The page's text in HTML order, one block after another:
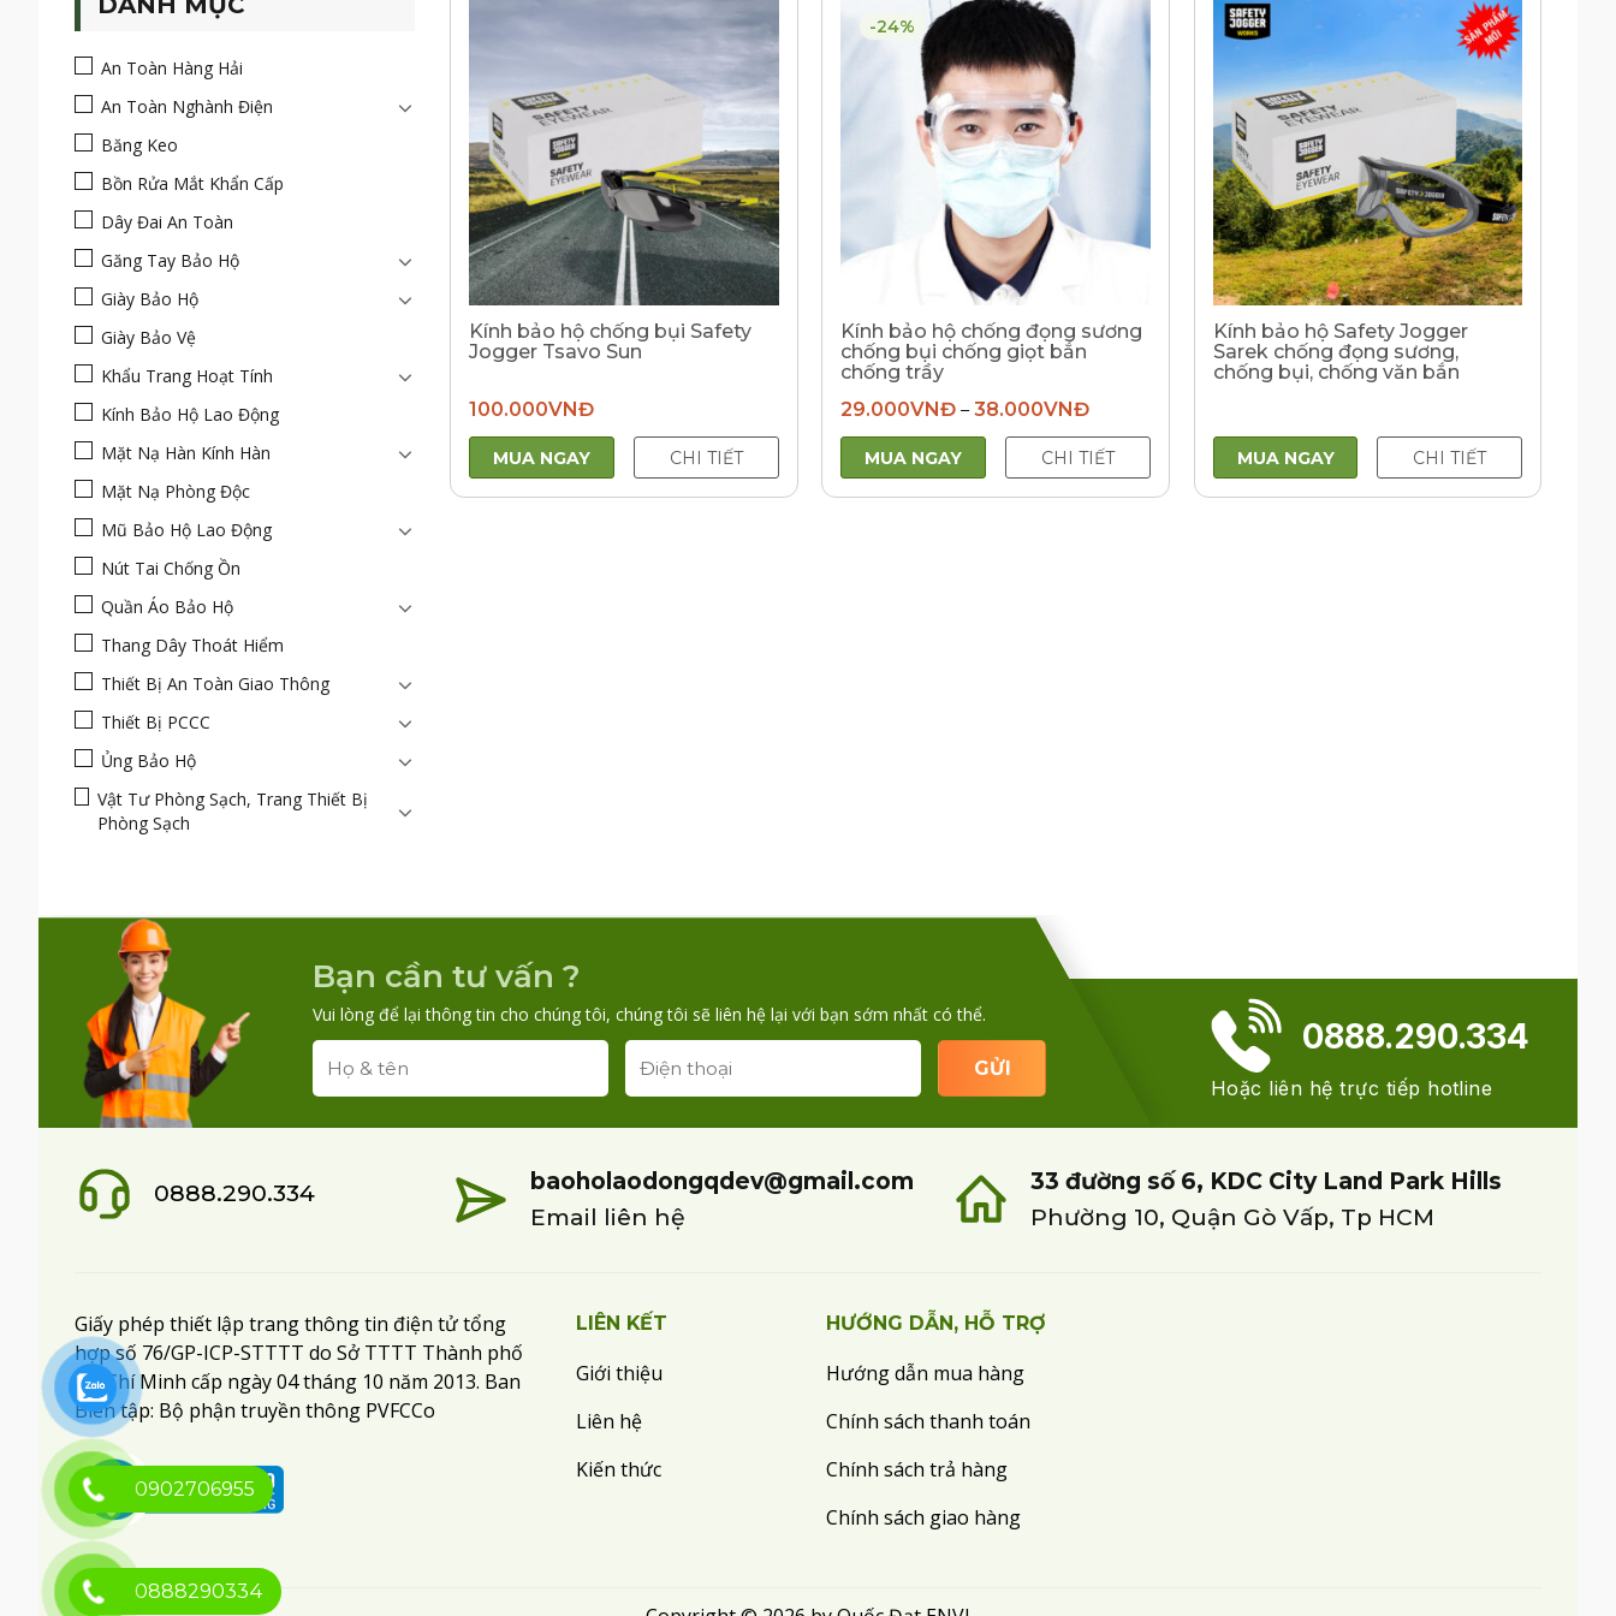
An Toàn Hàng Hải
An Toàn Nghành Điện
Băng Keo
Bồn Rửa Mắt Khẩn Cấp
Dây Đai An Toàn
Găng Tay Bảo Hộ
Giày Bảo Hộ
Giày Bảo Vệ
Khẩu Trang Hoạt Tính
Kính Bảo Hộ Lao Động
Mặt Nạ Hàn Kính Hàn
Mặt Nạ Phòng Độc
Mũ Bảo Hộ Lao Động
Nút Tai Chống Ồn
Quần Áo Bảo Hộ
Thang Dây Thoát Hiểm
Thiết Bị An Toàn Giao Thông
Thiết Bị PCCC
Ủng Bảo Hộ
Vật Tư Phòng Sạch, Trang Thiết Bị
Phòng Sạch
Kính bảo hộ chống bụi Safety
Jogger Tsavo Sun
100.000VNĐ
MUA NGAY CHI TIẾT
-24%
Kính bảo hộ chống đọng sương
chống bụi chống giọt bắn
chống trầy
29.000VNĐ –38.000VNĐ
MUA NGAY CHI TIẾT
Kính bảo hộ Safety Jogger
Sarek chống đọng sương,
chống bụi, chống văn bắn
MUA NGAY CHI TIẾT
Bạn cần tư vấn ?
Vui lòng để lại thông tin cho chúng tôi, chúng tôi sẽ liên hệ lại với bạn sớm nhất có thể.
0888.290.334
Hoặc liên hệ trực tiếp hotline
0888.290.334
baoholaodongqdev@gmail.com
Email liên hệ
33 đường số 6, KDC City Land Park Hills
Phường 10, Quận Gò Vấp, Tp HCM
Giấy phép thiết lập trang thông tin điện tử tổng
hợp số 76/GP-ICP-STTTT do Sở TTTT Thành phố
Hồ Chí Minh cấp ngày 04 tháng 10 năm 2013. Ban
Biên tập: Bộ phận truyền thông PVFCCo
LIÊN KẾT
Giới thiệu
Liên hệ
Kiến thức
HƯỚNG DẪN, HỖ TRỢ
Hướng dẫn mua hàng
Chính sách thanh toán
Chính sách trả hàng
Chính sách giao hàng
0902706955
0888290334